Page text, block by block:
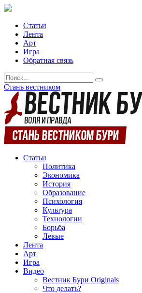
Статьи
Лента
Арт
Игра
Обратная связь
Стань вестником
Статьи
Политика
Экономика
История
Образование
Психология
Культура
Технологии
Борьба
Левые
Лента
Арт
Игра
Видео
Вестник Бури Originals
Что делать?